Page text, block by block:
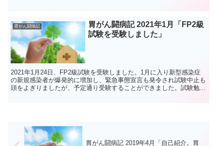
胃がん闘病記
胃がん闘病記 2021年1月「FP2級
試験を受験しました」
2021年1月24日、FP2級試験を受験しました。1月に入り新型感染症
の新規感染者が爆発的に増加し、緊急事態宣言も発令され試験中止も
頭をよぎりましたが、予定通り受験することができました。試験勉強
胃がん闘病記 2019年4月「自己紹介。胃